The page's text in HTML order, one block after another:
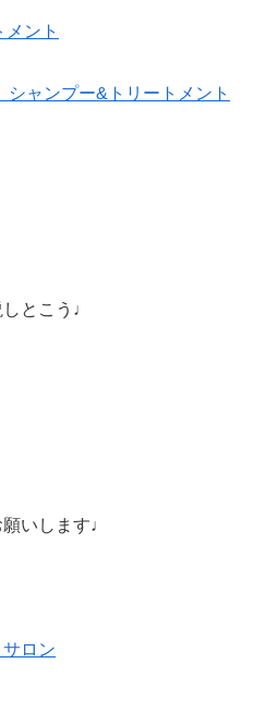
ント
ャンプー&トリートメント
とこう♩
いします♩
ロン